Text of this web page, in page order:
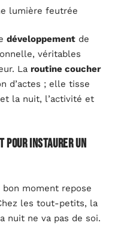
lumière feutrée
développement de
véritables
La routine coucher
d’actes ; elle tisse
la nuit, l’activité et
pour instaurer un
moment repose
les tout-petits, la
nuit ne va pas de soi.